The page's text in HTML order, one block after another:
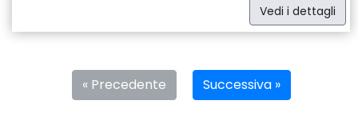
Vedi i dettagli
« Precedente Successiva »